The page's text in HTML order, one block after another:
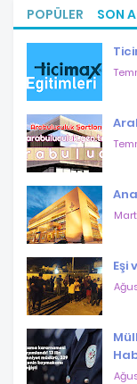
POPÜLER SON
Eşi